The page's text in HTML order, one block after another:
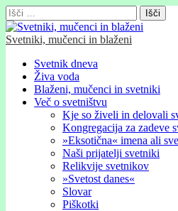
Išči:
Svetniki, mučenci in blaženi
Glavni
meni
Skip
content
Svetnik dneva
Živa voda
Blaženi, mučenci in svetniki
Več o svetništvu
Kje so živeli in delovali
Kongregacija za zadeve
»Eksotična« imena ali
Naši prijatelji svetniki
Relikvije svetnikov
»Svetost danes«
Slovar
Piškotki